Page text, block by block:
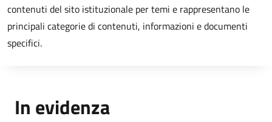
contenuti del sito istituzionale per temi e rappresentano le
principali categorie di contenuti, informazioni e documenti
specifici.
In evidenza